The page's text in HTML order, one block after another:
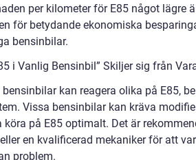
per kilometer för E85 något lägre
för betydande ekonomiska
bensinbilar.
i Vanlig Bensinbil” Skiljer sig från
kan reagera olika på E85,
Vissa bensinbilar kan kräva
på E85 optimalt. Det är
en kvalificerad mekaniker för att
problem.